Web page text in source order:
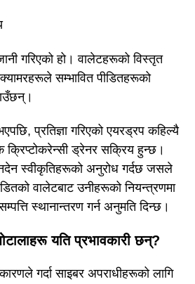
गरिएको हो। वालेटहरूको विस्तृत
सम्भावित पीडितहरूको
प्रतिज्ञा गरिएको एयरड्रप कहिल्यै
ड्रेनर सक्रिय हुन्छ।
स्वीकृतिहरूको अनुरोध गर्दछ जसले
वालेटबाट उनीहरूको नियन्त्रणमा
स्थानान्तरण गर्न अनुमति दिन्छ।
यति प्रभावकारी छन्?
गर्दा साइबर अपराधीहरूको लागि